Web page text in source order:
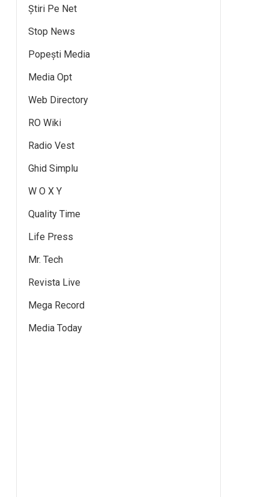
Știri Pe Net
Stop News
Popești Media
Media Opt
Web Directory
RO Wiki
Radio Vest
Ghid Simplu
W O X Y
Quality Time
Life Press
Mr. Tech
Revista Live
Mega Record
Media Today